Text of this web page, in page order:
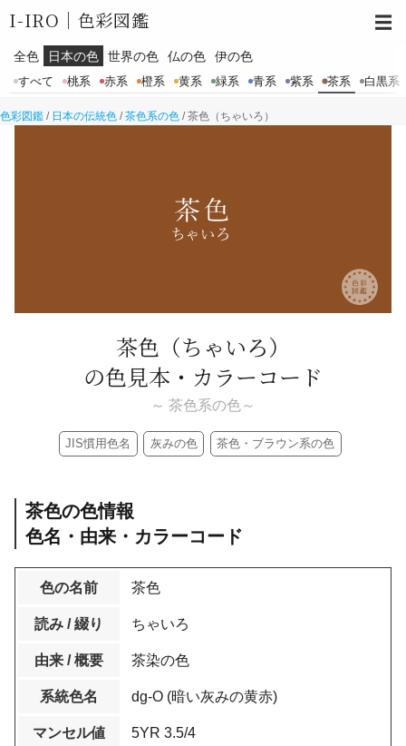
I-IRO｜ 色彩図鑑
全色 日本の色 世界の色 仏の色 伊の色
すべて 桃系 赤系 橙系 黄系 緑系 青系 紫系 茶系 白黒系
☰
色彩図鑑 / 日本の伝統色 / 茶色系の色 /茶色（ちゃいろ）
茶色 （ちゃいろ）
の色見本・カラーコード
～ 茶色系の色～
JIS慣用色名 灰みの色 茶色・ブラウン系の色
茶色の色情報
色名・由来・カラーコード
色の名前 茶色
読み / 綴り ちゃいろ
由来 / 概要 茶染の色
系統色名 dg-O (暗い灰みの黄赤)
マンセル値 5YR 3.5/4